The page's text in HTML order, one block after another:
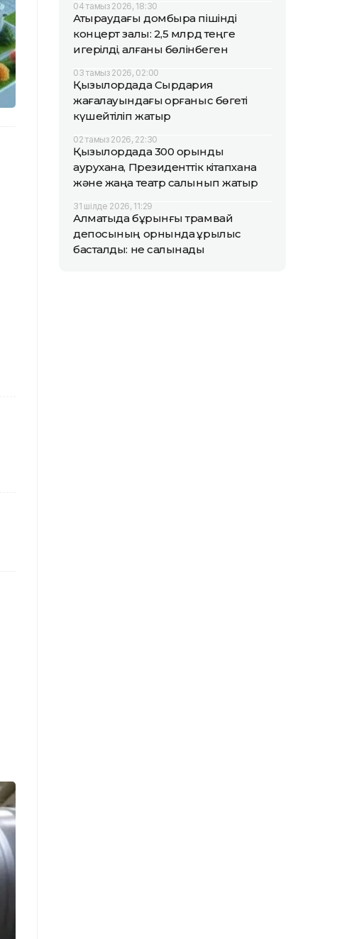
04 тамыз 2026, 18:30
Атыраудағы домбыра пішінді
концерт залы: 2,5 млрд теңге
игерілді, қалғаны бөлінбеген
03 тамыз 2026, 02:00
Қызылордада Сырдария
жағалауындағы қорғаныс бөгеті
күшейтіліп жатыр
02 тамыз 2026, 22:30
Қызылордада 300 орындық
аурухана, Президенттік кітапхана
және жаңа театр салынып жатыр
31 шілде 2026, 11:29
Алматыда бұрынғы трамвай
депосының орнында құрылыс
басталды: не салынады